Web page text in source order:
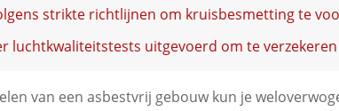
strikte richtlijnen om kruisbesmetting te
luchtkwaliteitstests uitgevoerd om te
van een asbestvrij gebouw kun je